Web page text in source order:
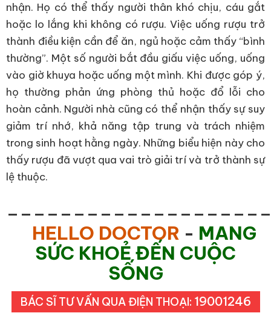
nhận. Họ có thể thấy người thân khó chịu, cáu gắt
hoặc lo lắng khi không có rượu. Việc uống rượu trở
thành điều kiện cần để ăn, ngủ hoặc cảm thấy “bình
thường”. Một số người bắt đầu giấu việc uống, uống
vào giờ khuya hoặc uống một mình. Khi được góp ý,
họ thường phản ứng phòng thủ hoặc đổ lỗi cho
hoàn cảnh. Người nhà cũng có thể nhận thấy sự suy
giảm trí nhớ, khả năng tập trung và trách nhiệm
trong sinh hoạt hằng ngày. Những biểu hiện này cho
thấy rượu đã vượt qua vai trò giải trí và trở thành sự
lệ thuộc.
HELLO DOCTOR - MANG
SỨC KHOẺ ĐẾN CUỘC
SỐNG
BÁC SĨ TƯ VẤN QUA ĐIỆN THOẠI: 19001246